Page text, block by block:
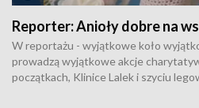
Reporter:Anioły dobre na
W reportażu - wyjątkowe koło
prowadzą wyjątkowe akcje
początkach, Klinice Lalek i szyciu